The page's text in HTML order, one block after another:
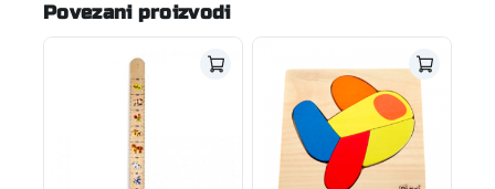
Povezani proizvodi